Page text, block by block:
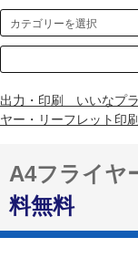
出力・印刷 いいなプ
ヤー・リーフレット印刷
A4フライヤ
料無料